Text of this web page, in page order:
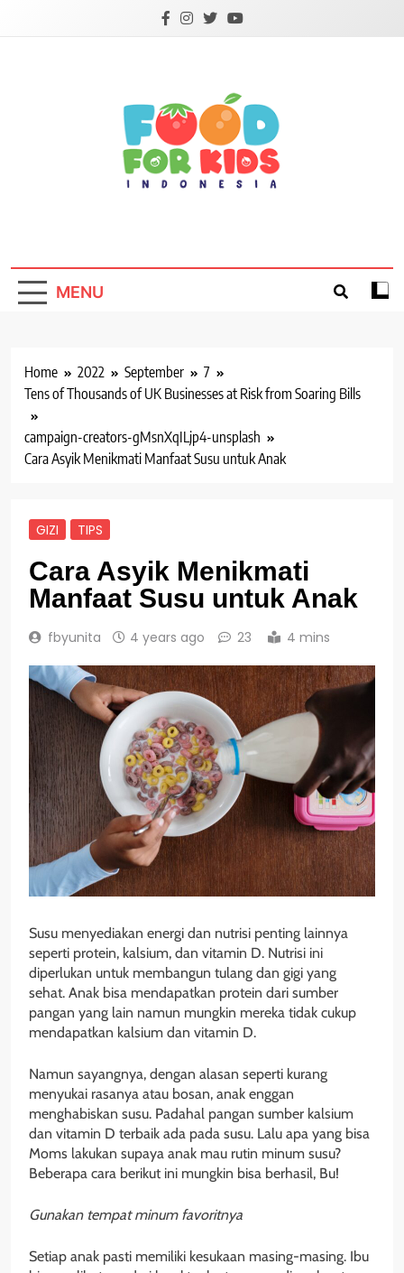
MENU
Home 2022 September
7
Tens of Thousands of UK Businesses at Risk from Soaring Bills
campaign-creators-gMsnXqILjp4-unsplash
Cara Asyik Menikmati Manfaat Susu untuk Anak
GIZI TIPS
Cara Asyik Menikmati
Manfaat Susu untuk Anak
fbyunita 4 years ago 23 4 mins
Susu menyediakan energi dan nutrisi penting lainnya
seperti protein, kalsium, dan vitamin D. Nutrisi ini
diperlukan untuk membangun tulang dan gigi yang
sehat. Anak bisa mendapatkan protein dari sumber
pangan yang lain namun mungkin mereka tidak cukup
mendapatkan kalsium dan vitamin D.
Namun sayangnya, dengan alasan seperti kurang
menyukai rasanya atau bosan, anak enggan
menghabiskan susu. Padahal pangan sumber kalsium
dan vitamin D terbaik ada pada susu. Lalu apa yang bisa
Moms lakukan supaya anak mau rutin minum susu?
Beberapa cara berikut ini mungkin bisa berhasil, Bu!
Gunakan tempat minum favoritnya
Setiap anak pasti memiliki kesukaan masing-masing. Ibu